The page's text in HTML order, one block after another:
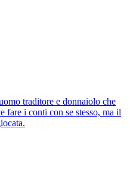
traditore e donnaiolo che
fare i conti con se stesso, ma il